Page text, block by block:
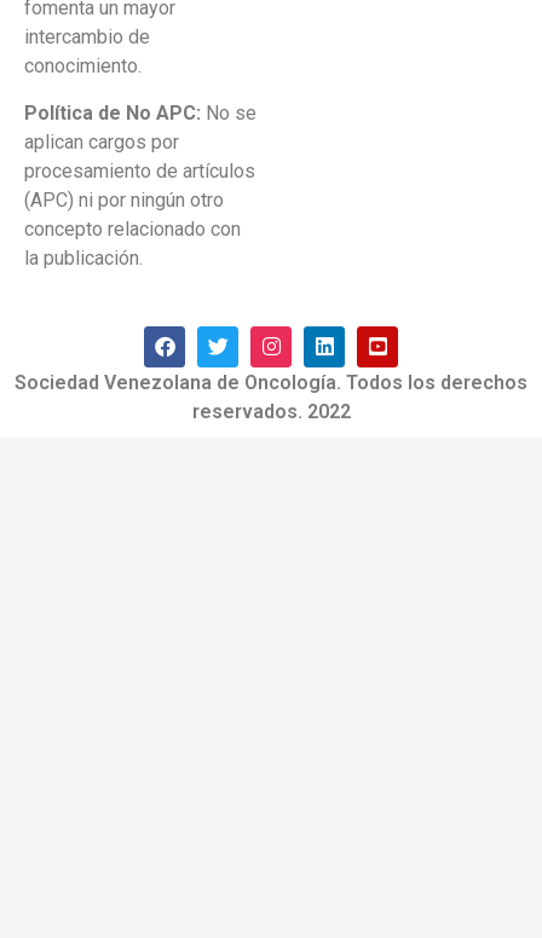
fomenta un mayor
intercambio de
conocimiento.
Política de No APC: No se
aplican cargos por
procesamiento de artículos
(APC) ni por ningún otro
concepto relacionado con
la publicación.
Sociedad Venezolana de Oncología. Todos los derechos
reservados. 2022